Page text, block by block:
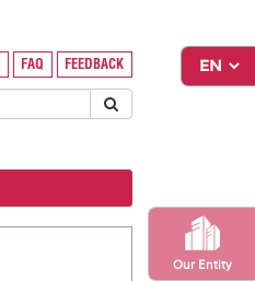
Our Entity
FAQ FEEDBACK